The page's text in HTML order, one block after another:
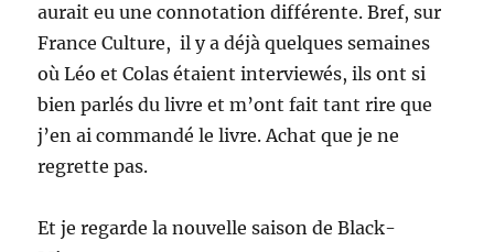
aurait eu une connotation différente. Bref, sur
France Culture, il y a déjà quelques semaines
où Léo et Colas étaient interviewés, ils ont si
bien parlés du livre et m’ont fait tant rire que
j’en ai commandé le livre. Achat que je ne
regrette pas.
Et je regarde la nouvelle saison de Black-